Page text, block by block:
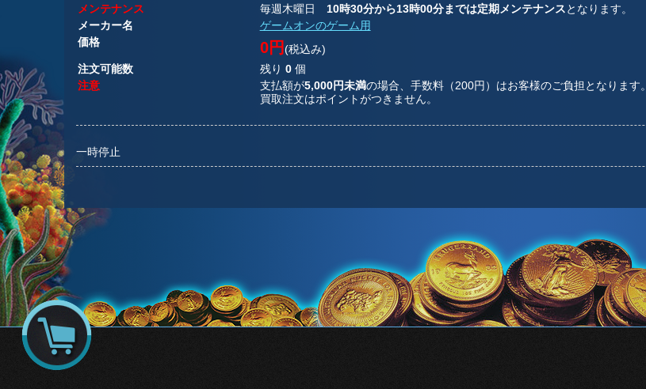
メンテナンス
毎週木曜日 10時30分から13時00分までは定期メンテナンスとなります。
メーカー名
ゲームオンのゲーム用
価格
0円(税込み)
注文可能数
残り 0個
注意
支払額が5,000円未満の場合、手数料（200円）はお客様のご負担となります。
買取注文はポイントがつきません。
一時停止